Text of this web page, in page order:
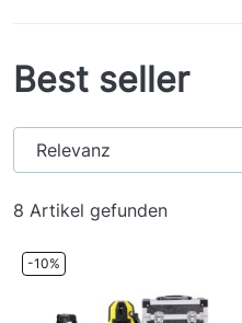
Best seller
8 Artikel gefunden
Relevanz
-10%